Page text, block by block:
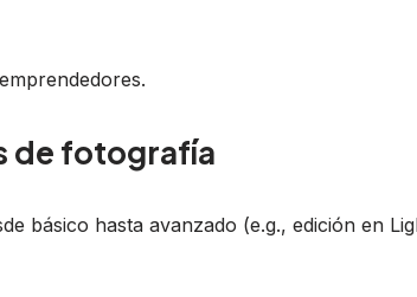
de fotografía
básico hasta avanzado (e.g., edición en